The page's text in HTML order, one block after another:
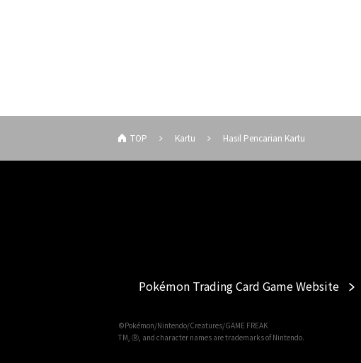
TOP Kartu Hasil Pencarian Kartu
Pokémon Trading Card Game Website
©Pokémon/Nintendo/Creatures/GAME FREAK
TM, Ⓡ, and character names are trademarks of Nintendo.